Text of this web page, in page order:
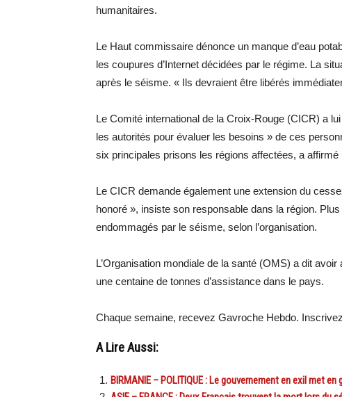
humanitaires.
Le Haut commissaire dénonce un manque d’eau
les coupures d’Internet décidées par le régime. La
après le séisme. « Ils devraient être libérés
Le Comité international de la Croix-Rouge (CICR) a
les autorités pour évaluer les besoins » de ces
six principales prisons les régions affectées, a
Le CICR demande également une extension du
honoré », insiste son responsable dans la région.
endommagés par le séisme, selon l’organisation.
L’Organisation mondiale de la santé (OMS) a dit
une centaine de tonnes d’assistance dans le pays.
Chaque semaine, recevez Gavroche Hebdo.
A Lire Aussi:
BIRMANIE – POLITIQUE : Le gouvernement en exil met en